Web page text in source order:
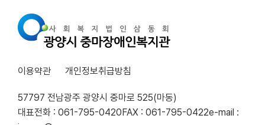
이용약관 개인정보취급방침
57797 전남광주 광양시 중마로 525(마동)
대표전화 : 061-795-0420FAX : 061-795-0422e-mail :